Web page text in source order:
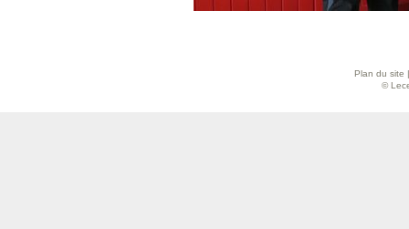
Plan du site
©